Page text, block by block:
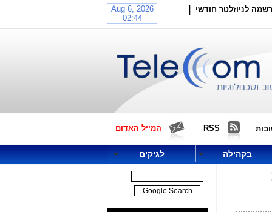
לניוזלטר חודשי
RSS המייל האדום
בקהילה לגיקים